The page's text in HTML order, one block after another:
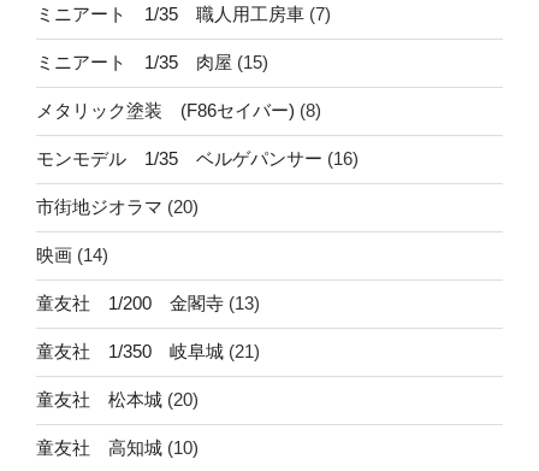
ミニアート 1/35 職人用工房車 (7)
ミニアート 1/35 肉屋 (15)
メタリック塗装 (F86セイバー) (8)
モンモデル 1/35 ベルゲパンサー (16)
市街地ジオラマ (20)
映画 (14)
童友社 1/200 金閣寺 (13)
童友社 1/350 岐阜城 (21)
童友社 松本城 (20)
童友社 高知城 (10)